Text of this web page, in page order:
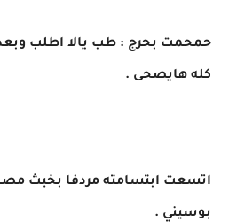
حمحمت بحرج : طب يالا اطلب
كله هايصحى .
اتسعت ابتسامته مردفا بخبث
بوسيني .